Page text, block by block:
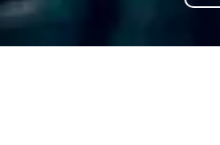
to provide talent to more
do, and no one does it better.